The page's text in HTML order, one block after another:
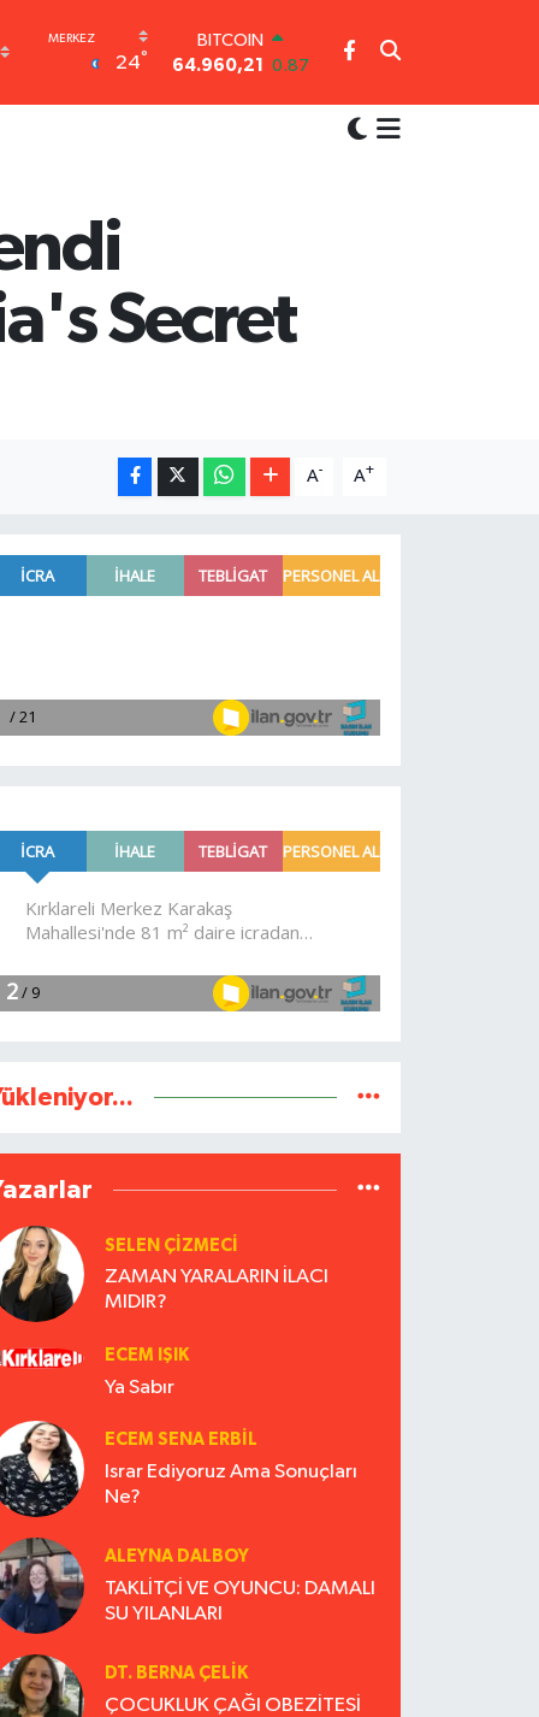
24°
DOLAR
47,7436
0.18
Secret
A- A+
SELEN ÇİZMECİ
ZAMAN YARALARIN İLACI
MIDIR?
ECEM IŞIK
Ya Sabır
ECEM SENA ERBIL
Israr Ediyoruz Ama Sonuçları
Ne?
ALEYNA DALBOY
TAKLİTÇİ VE OYUNCU: DAMALI
SU YILANLARI
DT. BERNA ÇELIK
ÇOCUKLUK ÇAĞI OBEZİTESİ